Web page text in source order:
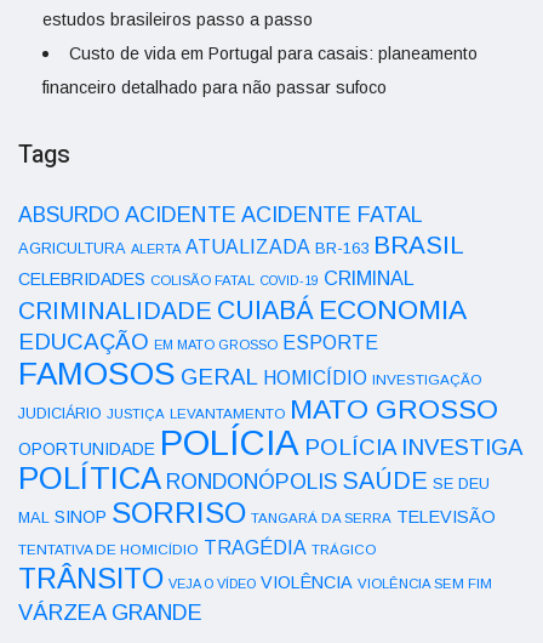
estudos brasileiros passo a passo
Custo de vida em Portugal para casais: planeamento
financeiro detalhado para não passar sufoco
Tags
ABSURDO ACIDENTE ACIDENTE FATAL
AGRICULTURA ALERTA ATUALIZADA BR-163 BRASIL
CELEBRIDADES COLISÃO FATAL COVID-19 CRIMINAL
CRIMINALIDADE CUIABÁ ECONOMIA
EDUCAÇÃO EM MATO GROSSO ESPORTE
FAMOSOS GERAL HOMICÍDIO INVESTIGAÇÃO
JUDICIÁRIO JUSTIÇA LEVANTAMENTO MATO GROSSO
OPORTUNIDADE POLÍCIA POLÍCIA INVESTIGA
POLÍTICA RONDONÓPOLIS SAÚDE SE DEU
MAL SINOP SORRISO TANGARÁ DA SERRA TELEVISÃO
TENTATIVA DE HOMICÍDIO TRAGÉDIA TRÁGICO
TRÂNSITO VEJA O VÍDEO VIOLÊNCIA VIOLÊNCIA SEM FIM
VÁRZEA GRANDE